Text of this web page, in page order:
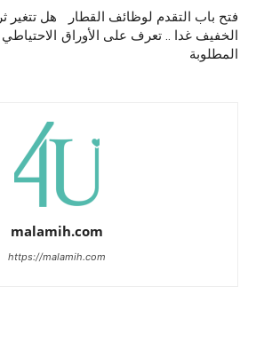
هل تتغير
فتح باب التقدم لوظائف القطار
الخفيف غدا .. تعرف على الأوراق
المطلوبة
malamih.com
https://malamih.com